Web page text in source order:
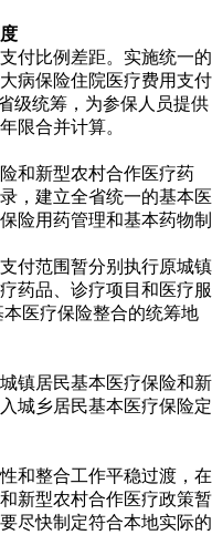
付比例差距。实施统一的
病保险住院医疗费用支付
级统筹，为参保人员提供
限合并计算。
和新型农村合作医疗药
，建立全省统一的基本医
险用药管理和基本药物制
付范围暂分别执行原城镇
药品、诊疗项目和医疗服
医疗保险整合的统筹地
镇居民基本医疗保险和新
城乡居民基本医疗保险定
和整合工作平稳过渡，在
新型农村合作医疗政策暂
尽快制定符合本地实际的